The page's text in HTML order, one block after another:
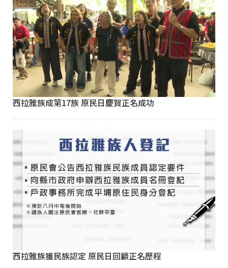
西拉雅族成第17族 原民日慶賀正名成功
西拉雅族獲民族認定 原民日回顧正名歷程